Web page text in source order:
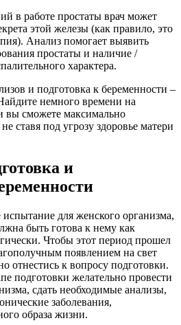
в работе простаты врач может
этой железы (как правило, это
Анализ помогает выявить
простаты и наличие /
характера.
и подготовка к беременности –
немного времени на
вы сможете максимально
ставя под угрозу здоровье матери
и
испытание для женского организма,
быть готова к нему как
Чтобы этот период прошел
появлением на свет
отнестись к вопросу подготовки.
подготовки желательно провести
сдать необходимые анализы,
заболевания,
образа жизни.